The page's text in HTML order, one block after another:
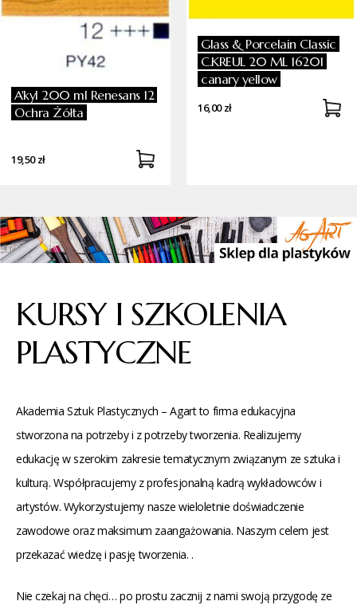
A'kyl 200 ml Renesans 12
Ochra Żółta
19,50 zł
Glass & Porcelain Classic
C.KREUL 20 ML 16201
canary yellow
16,00 zł
KURSY I SZKOLENIA
PLASTYCZNE
Akademia Sztuk Plastycznych – Agart to firma edukacyjna
stworzona na potrzeby i z potrzeby tworzenia. Realizujemy
edukację w szerokim zakresie tematycznym związanym ze sztuka i
kulturą. Współpracujemy z profesjonalną kadrą wykładowców i
artystów. Wykorzystujemy nasze wieloletnie doświadczenie
zawodowe oraz maksimum zaangażowania. Naszym celem jest
przekazać wiedzę i pasję tworzenia. .
Nie czekaj na chęci… po prostu zacznij z nami swoją przygodę ze